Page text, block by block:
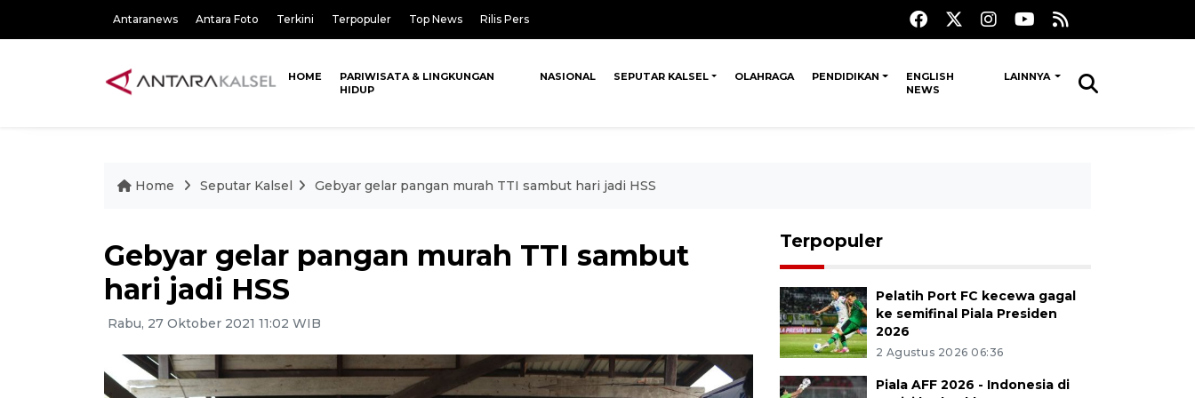
Antaranews Antara Foto Terkini Terpopuler Top News Rilis Pers
HOME
PARIWISATA & LINGKUNGAN
HIDUP
NASIONAL SEPUTAR KALSEL OLAHRAGA PENDIDIKAN
ENGLISH
NEWS
LAINNYA
Home Seputar Kalsel Gebyar gelar pangan murah TTI sambut hari jadi HSS
Gebyar gelar pangan murah TTI sambut
hari jadi HSS
Rabu, 27 Oktober 2021 11:02 WIB
Terpopuler
Pelatih Port FC kecewa gagal
ke semifinal Piala Presiden
2026
2 Agustus 2026 06:36
Piala AFF 2026 - Indonesia di